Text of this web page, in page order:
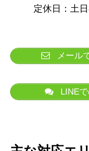
定休日：土
メール
LINE